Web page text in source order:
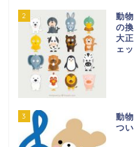
2
動
の
大
ェ
3
動
つ